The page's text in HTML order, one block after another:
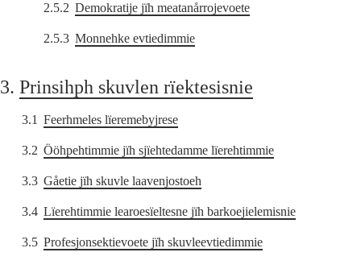
2.5.2 Demokratije jïh meatanårrojevoete
2.5.3 Monnehke evtiedimmie
3. Prinsihph skuvlen rïektesisnie
3.1 Feerhmeles lïeremebyjrese
3.2 Ööhpehtimmie jïh sjïehtedamme lïerehtimmie
3.3 Gåetie jïh skuvle laavenjostoeh
3.4 Lïerehtimmie learoesïeltesne jïh barkoejielemisnie
3.5 Profesjonsektievoete jïh skuvleevtiedimmie